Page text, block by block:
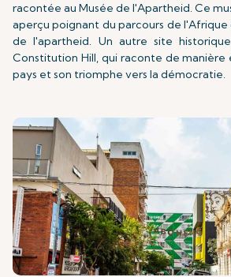
racontée au Musée de l'Apartheid. Ce
aperçu poignant du parcours de l'Afrique
de l'apartheid. Un autre site
Constitution Hill, qui raconte de
pays et son triomphe vers la démocratie.